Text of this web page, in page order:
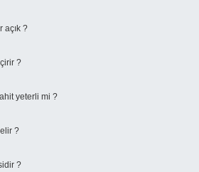
açık ?
?
yeterli mi ?
?
?